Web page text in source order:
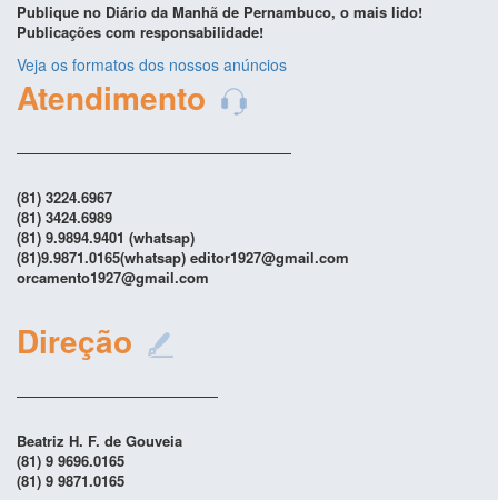
Publique no Diário da Manhã de Pernambuco, o mais lido!
Publicações com responsabilidade!
Veja os formatos dos nossos anúncios
Atendimento
(81) 3224.6967
(81) 3424.6989
(81) 9.9894.9401 (whatsap)
(81)9.9871.0165(whatsap) editor1927@gmail.com
orcamento1927@gmail.com
Direção
Beatriz H. F. de Gouveia
(81) 9 9696.0165
(81) 9 9871.0165